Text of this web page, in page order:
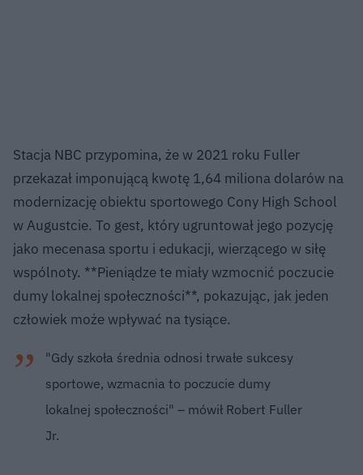
Stacja NBC przypomina, że w 2021 roku Fuller
przekazał imponującą kwotę 1,64 miliona dolarów na
modernizację obiektu sportowego Cony High School
w Augustcie. To gest, który ugruntował jego pozycję
jako mecenasa sportu i edukacji, wierzącego w siłę
wspólnoty. **Pieniądze te miały wzmocnić poczucie
dumy lokalnej społeczności**, pokazując, jak jeden
człowiek może wpływać na tysiące.
"Gdy szkoła średnia odnosi trwałe sukcesy
sportowe, wzmacnia to poczucie dumy
lokalnej społeczności" – mówił Robert Fuller
Jr.